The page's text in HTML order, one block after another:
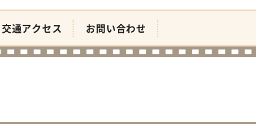
交通アクセス お問い合わせ